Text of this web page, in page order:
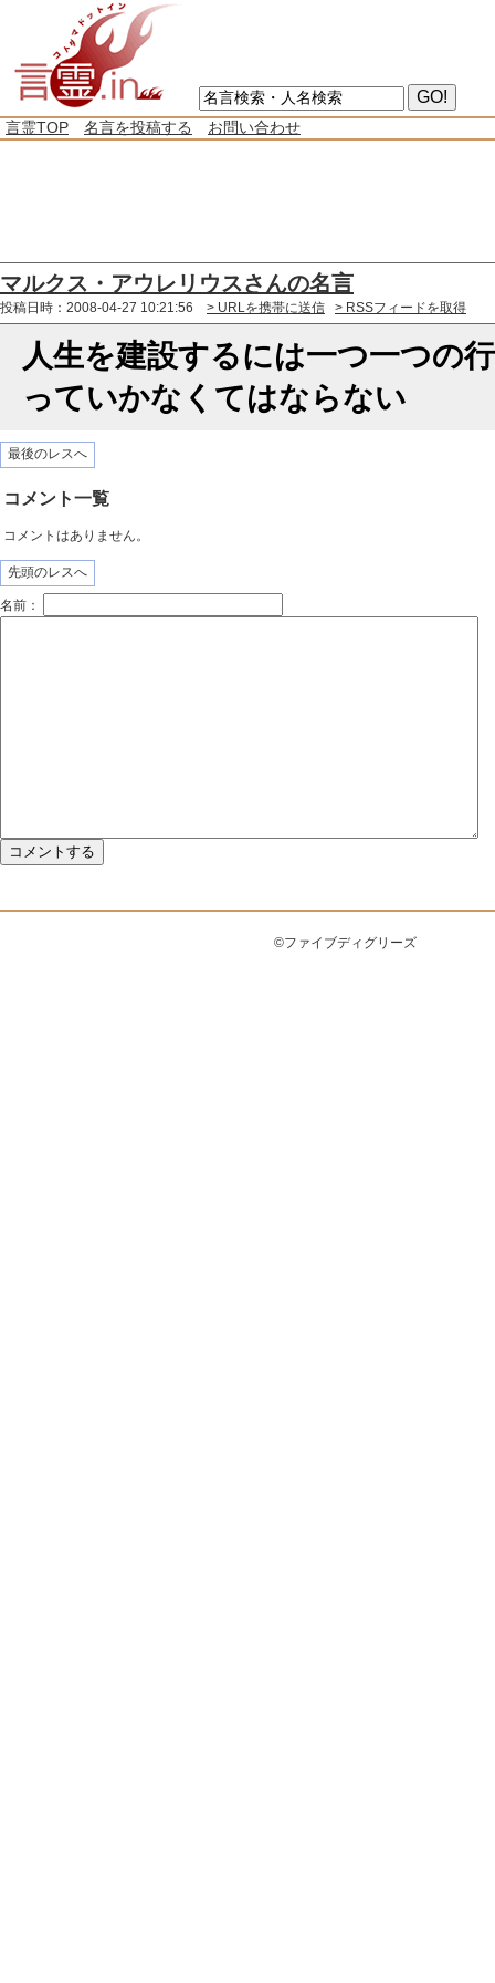
言霊TOP 名言を投稿する お問い合わせ
マルクス・アウレリウスさんの名言
投稿日時：2008-04-27 10:21:56 > URLを携帯に送信 > RSSフィードを取得
人生を建設するには一つ一つの
っていかなくてはならない
最後のレスへ
コメント一覧
コメントはありません。
先頭のレスへ
名前：
©ファイブディグリーズ